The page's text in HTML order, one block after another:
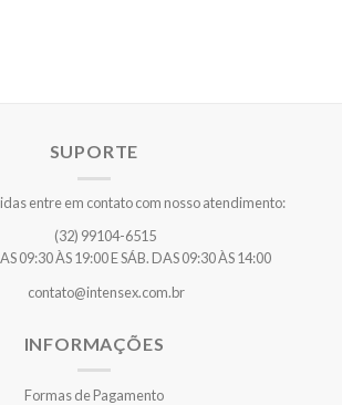
SUPORTE
entre em contato com nosso atendimento:
(32) 99104-6515
09:30 ÀS 19:00 E SÁB. DAS 09:30 ÀS 14:00
contato@intensex.com.br
INFORMAÇÕES
Formas de Pagamento